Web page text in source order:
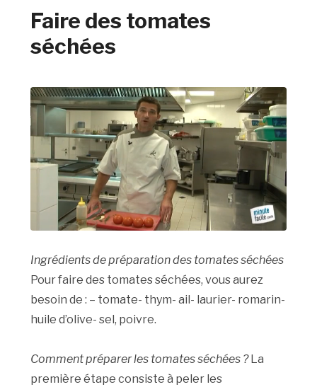
Faire des tomates
séchées
Ingrédients de préparation des tomates séchées
Pour faire des tomates séchées, vous aurez
besoin de : – tomate- thym- ail- laurier- romarin-
huile d’olive- sel, poivre.
Comment préparer les tomates séchées ?La
première étape consiste à peler les